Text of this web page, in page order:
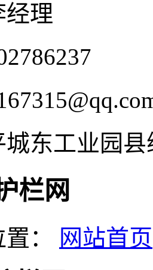
经理
东工业园县
栏网
： 网站首页